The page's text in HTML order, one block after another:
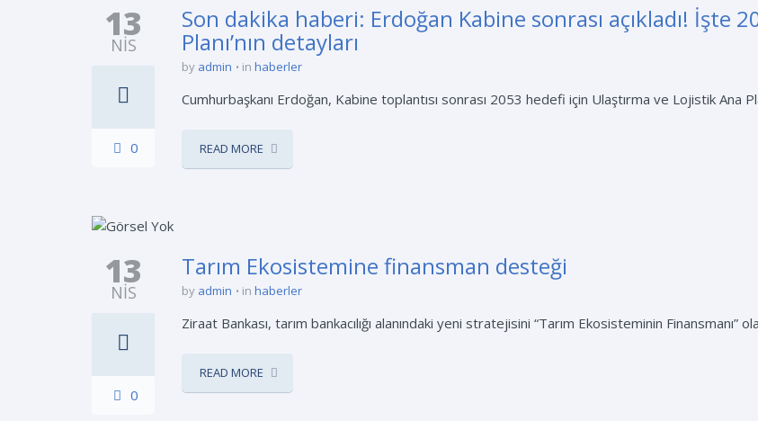
13
NIS
0
Son dakika haberi: Erdoğan Kabine sonrası açıkladı! İşte
Planı’nın detayları
by admin in haberler
Cumhurbaşkanı Erdoğan, Kabine toplantısı sonrası 2053 hedefi için Ulaştırma ve Lojistik Ana
READ MORE
13
NIS
0
Tarım Ekosistemine finansman desteği
by admin in haberler
Ziraat Bankası, tarım bankacılığı alanındaki yeni stratejisini “Tarım Ekosisteminin Finansmanı”
READ MORE